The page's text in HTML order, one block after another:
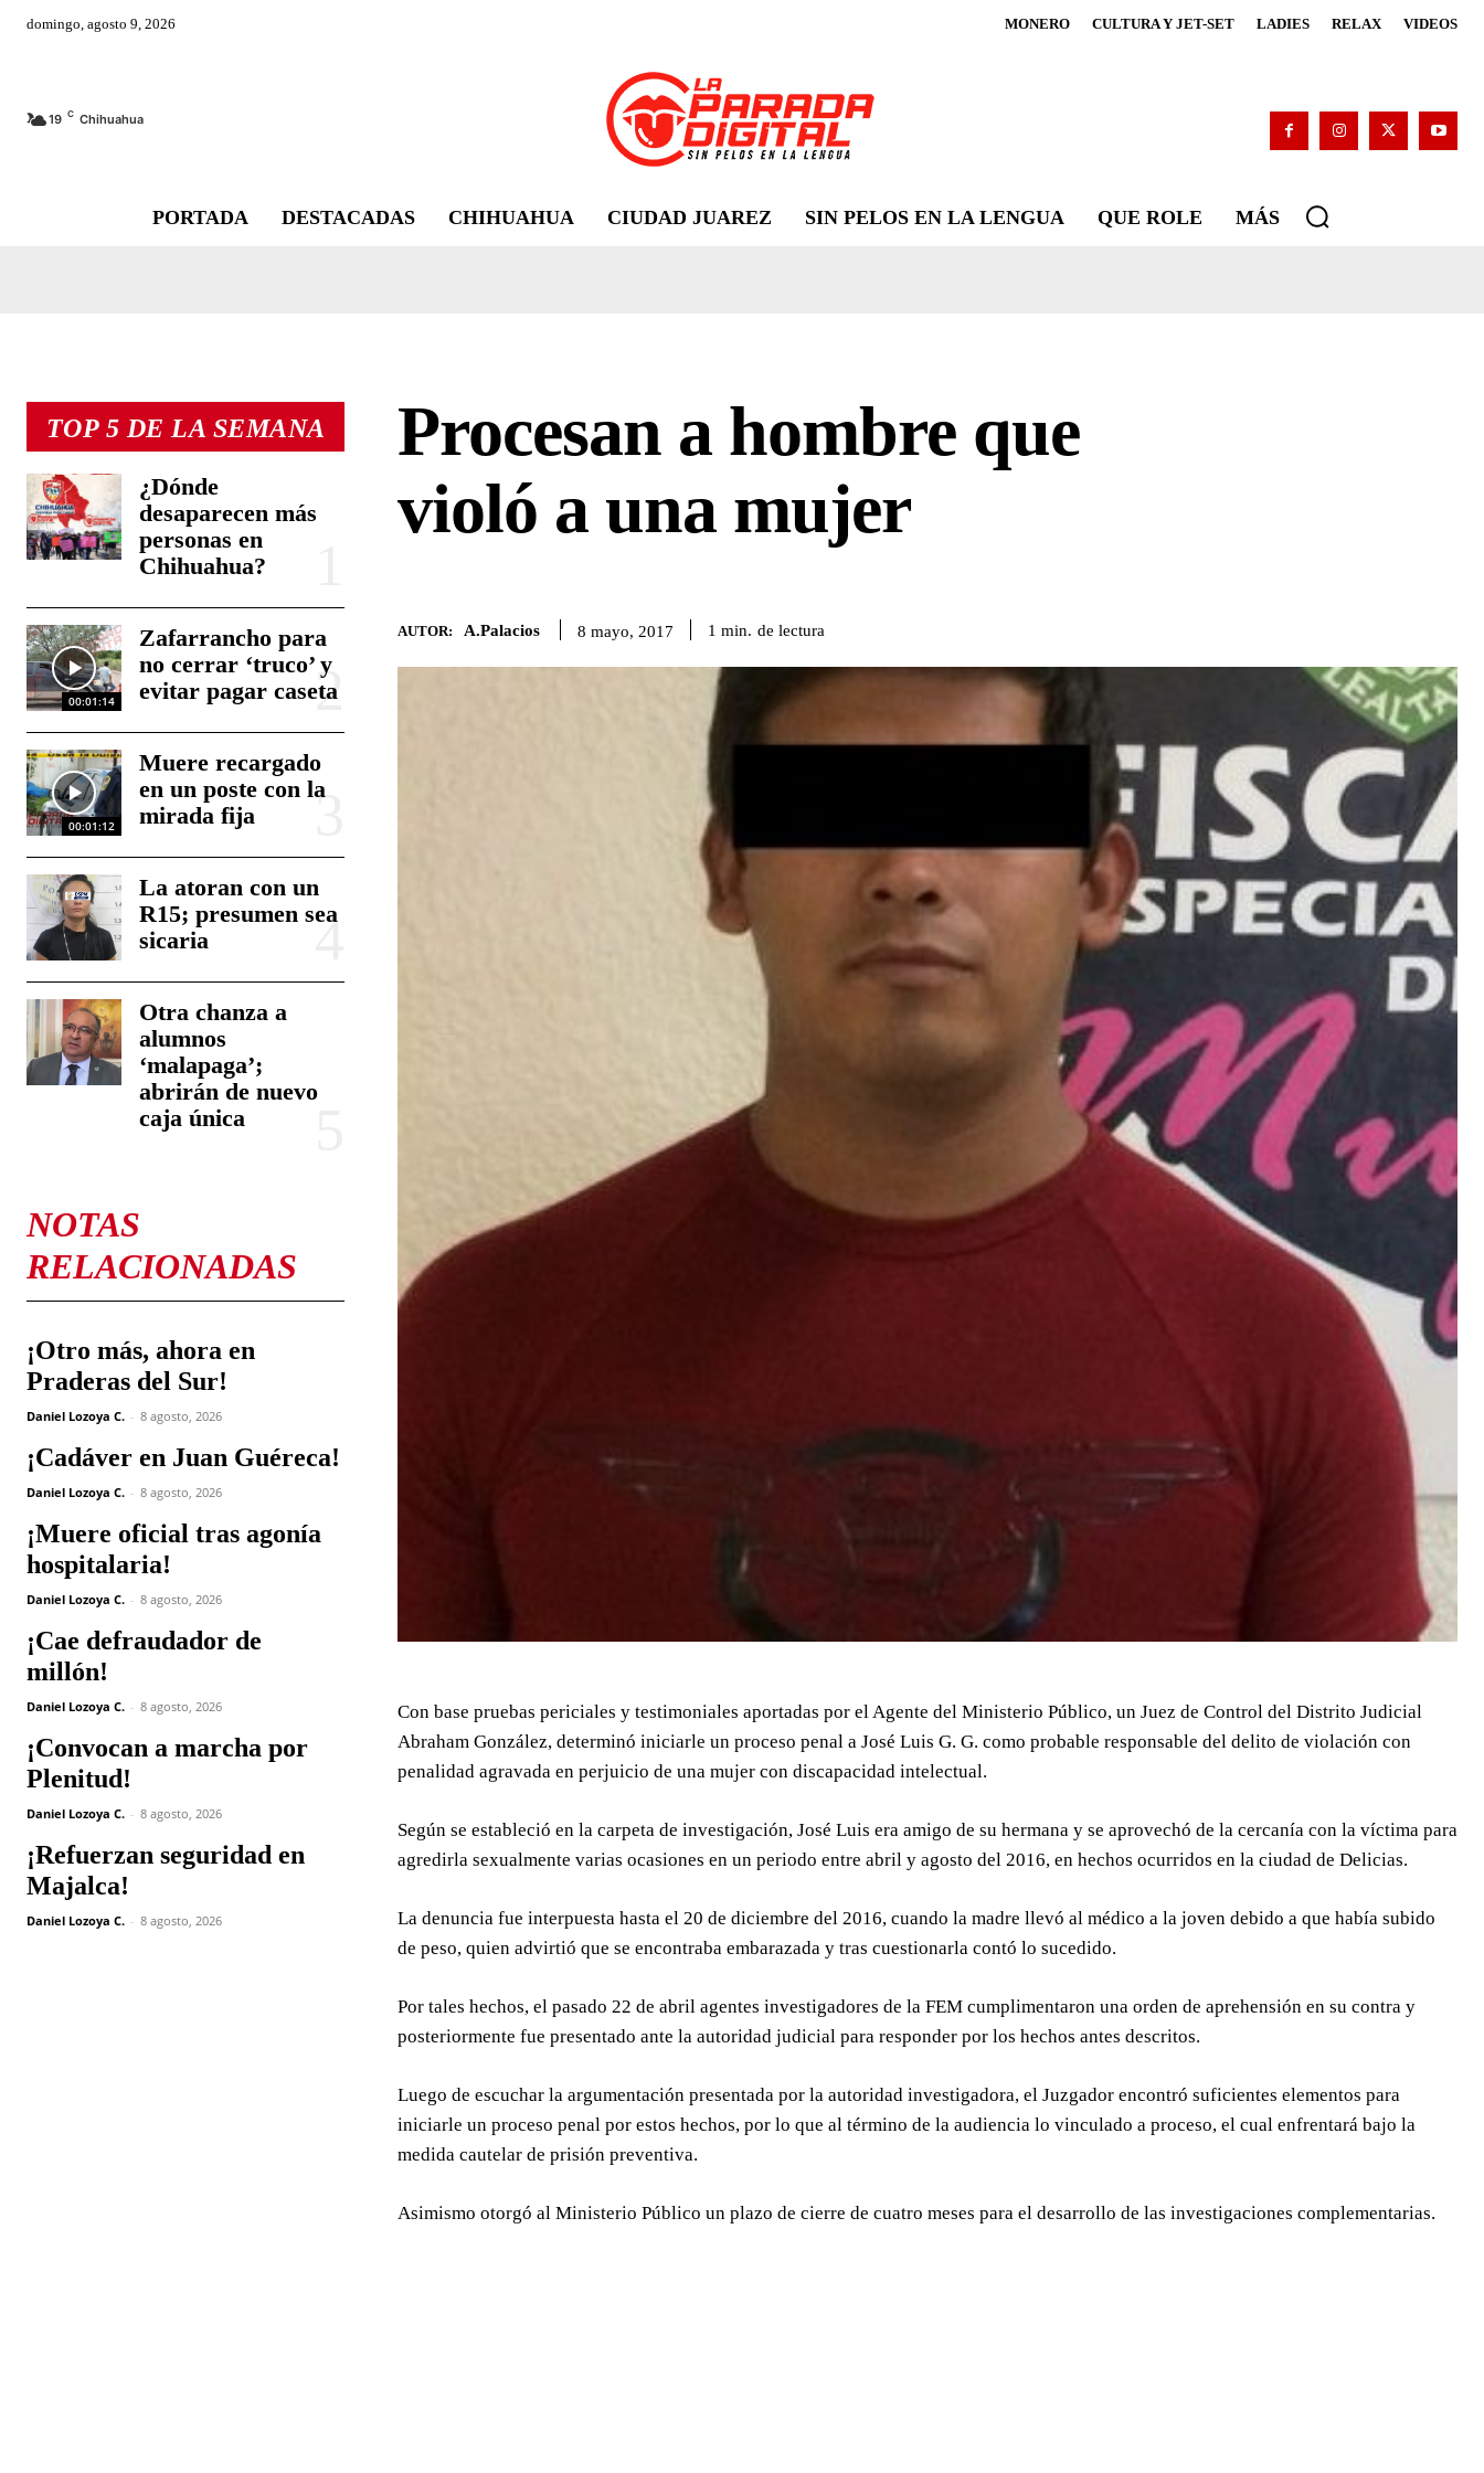
domingo, agosto 9, 2026 MONERO CULTURA Y JET-SET LADIES RELAX VIDEOS
19 C Chihuahua
PORTADA DESTACADAS CHIHUAHUA CIUDAD JUAREZ SIN PELOS EN LA LENGUA QUE ROLE MÁS
TOP 5 DE LA SEMANA
¿Dónde
desaparecen más
personas en
Chihuahua?
00:01:14
Zafarrancho para
no cerrar ‘truco’ y
evitar pagar caseta
00:01:12
Muere recargado
en un poste con la
mirada fija
La atoran con un
R15; presumen sea
sicaria
Otra chanza a
alumnos
‘malapaga’;
abrirán de nuevo
caja única
NOTAS
RELACIONADAS
¡Otro más, ahora en
Praderas del Sur!
Daniel Lozoya C. - 8 agosto, 2026
¡Cadáver en Juan Guéreca!
Daniel Lozoya C. - 8 agosto, 2026
¡Muere oficial tras agonía
hospitalaria!
Daniel Lozoya C. - 8 agosto, 2026
¡Cae defraudador de
millón!
Daniel Lozoya C. - 8 agosto, 2026
¡Convocan a marcha por
Plenitud!
Daniel Lozoya C. - 8 agosto, 2026
¡Refuerzan seguridad en
Majalca!
Daniel Lozoya C. - 8 agosto, 2026
Procesan a hombre que
violó a una mujer
AUTOR: A.Palacios 8 mayo, 2017 1 min. de lectura
Con base pruebas periciales y testimoniales aportadas por el Agente del Ministerio Público, un Juez de Control del Distrito Judicial
Abraham González, determinó iniciarle un proceso penal a José Luis G. G. como probable responsable del delito de violación con
penalidad agravada en perjuicio de una mujer con discapacidad intelectual.
Según se estableció en la carpeta de investigación, José Luis era amigo de su hermana y se aprovechó de la cercanía con la víctima para
agredirla sexualmente varias ocasiones en un periodo entre abril y agosto del 2016, en hechos ocurridos en la ciudad de Delicias.
La denuncia fue interpuesta hasta el 20 de diciembre del 2016, cuando la madre llevó al médico a la joven debido a que había subido
de peso, quien advirtió que se encontraba embarazada y tras cuestionarla contó lo sucedido.
Por tales hechos, el pasado 22 de abril agentes investigadores de la FEM cumplimentaron una orden de aprehensión en su contra y
posteriormente fue presentado ante la autoridad judicial para responder por los hechos antes descritos.
Luego de escuchar la argumentación presentada por la autoridad investigadora, el Juzgador encontró suficientes elementos para
iniciarle un proceso penal por estos hechos, por lo que al término de la audiencia lo vinculado a proceso, el cual enfrentará bajo la
medida cautelar de prisión preventiva.
Asimismo otorgó al Ministerio Público un plazo de cierre de cuatro meses para el desarrollo de las investigaciones complementarias.